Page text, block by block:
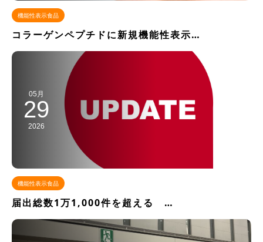
機能性表示食品
コラーゲンペプチドに新規機能性表示…
05月
29
2026
機能性表示食品
届出総数1万1,000件を超える …